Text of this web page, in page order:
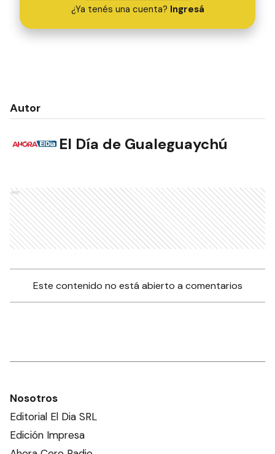
¿Ya tenés una cuenta? Ingresá
Autor
El Día de Gualeguaychú
Ads
Este contenido no está abierto a comentarios
Nosotros
Editorial El Dia SRL
Edición Impresa